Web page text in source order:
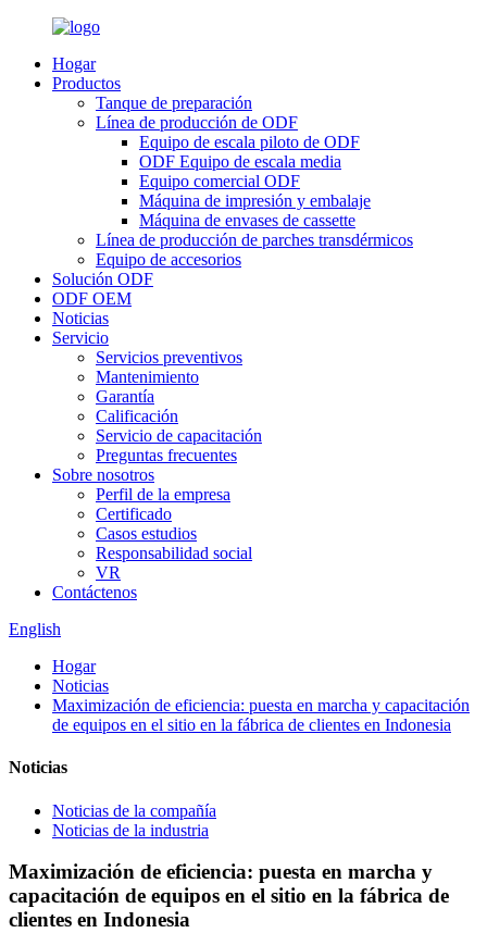
Hogar
Productos
Tanque de preparación
Línea de producción de ODF
Equipo de escala piloto de ODF
ODF Equipo de escala media
Equipo comercial ODF
Máquina de impresión y embalaje
Máquina de envases de cassette
Línea de producción de parches transdérmicos
Equipo de accesorios
Solución ODF
ODF OEM
Noticias
Servicio
Servicios preventivos
Mantenimiento
Garantía
Calificación
Servicio de capacitación
Preguntas frecuentes
Sobre nosotros
Perfil de la empresa
Certificado
Casos estudios
Responsabilidad social
VR
Contáctenos
English
Hogar
Noticias
Maximización de eficiencia: puesta en marcha y capacitación
de equipos en el sitio en la fábrica de clientes en Indonesia
Noticias
Noticias de la compañía
Noticias de la industria
Maximización de eficiencia: puesta en marcha y
capacitación de equipos en el sitio en la fábrica de
clientes en Indonesia